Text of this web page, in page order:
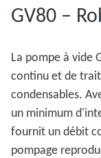
GV80 –
La pompe à vide
continu et de
condensables.
un minimum
fournit un débit
pompage